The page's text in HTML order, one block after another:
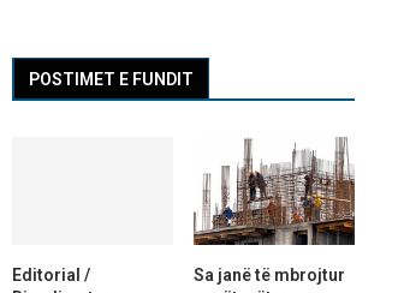
POSTIMET E FUNDIT
Editorial /
Sa janë të mbrojtur